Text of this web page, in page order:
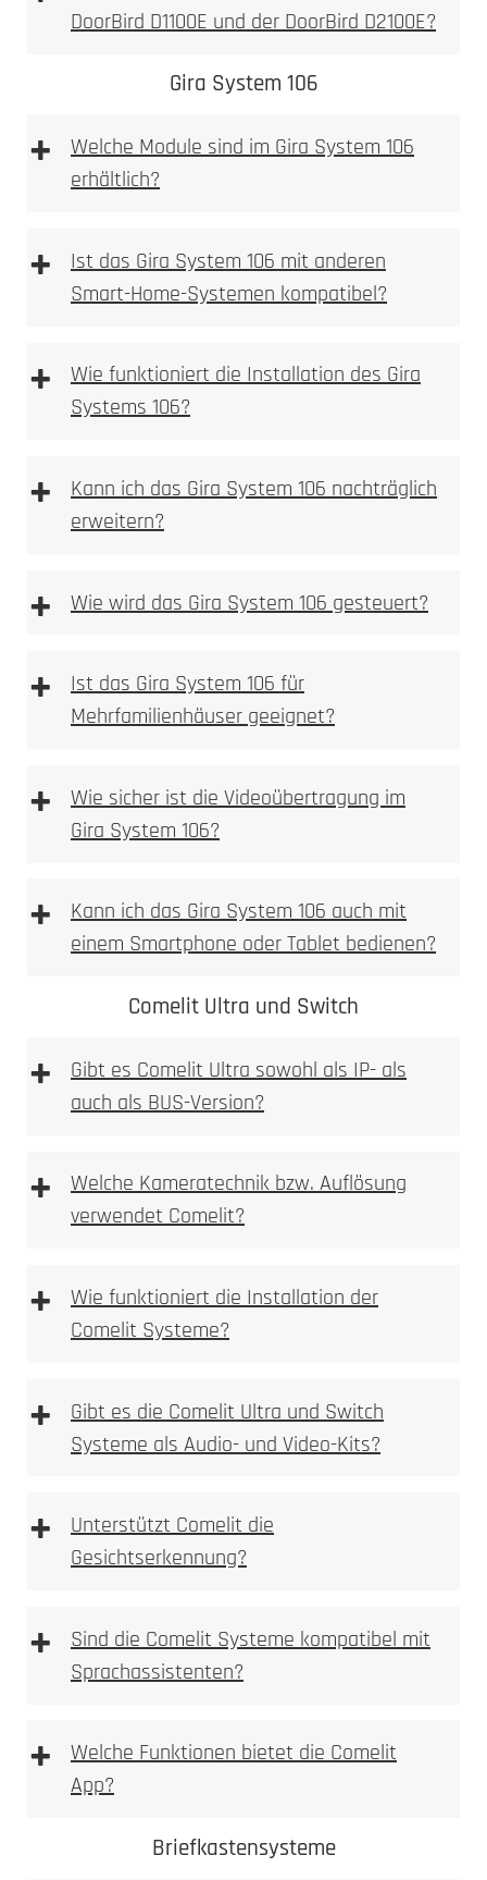
DoorBird D1100E und der DoorBird D2100E?
DoorBird D2100E
Gegensprechfunktion über die DoorBird App
Ideal für den Einsatz in kleineren Haushalten
D2100E
Weitwinkelobjektiv
Integrierte Bewegungsmelder mit
umfangreicheren Erkennungsoptionen
KNX und Loxone
Ideal für größere Wohnanlagen und gewerbliche
Gira System 106
+
Welche Module sind im Gira System 106
erhältlich?
+
Ist das Gira System 106 mit anderen
Smart-Home-Systemen kompatibel?
+
Wie funktioniert die Installation des Gira
Systems 106?
entfernen.
Montageschale befestigen.
Montageschale wieder montieren und
Ausrichtung erfolgt durch das Festdrehen der
+
Kann ich das Gira System 106 nachträglich
erweitern?
+ Wie wird das Gira System 106 gesteuert?
+
Ist das Gira System 106 für
Mehrfamilienhäuser geeignet?
+
Wie sicher ist die Videoübertragung im
Gira System 106?
+
Kann ich das Gira System 106 auch mit
einem Smartphone oder Tablet bedienen?
Comelit Ultra und Switch
+
Gibt es Comelit Ultra sowohl als IP- als
auch als BUS-Version?
+
Welche Kameratechnik bzw. Auflösung
verwendet Comelit?
+
Wie funktioniert die Installation der
Comelit Systeme?
+
Gibt es die Comelit Ultra und Switch
Systeme als Audio- und Video-Kits?
+
Unterstützt Comelit die
Gesichtserkennung?
+
Sind die Comelit Systeme kompatibel mit
Sprachassistenten?
+
Welche Funktionen bietet die Comelit
App?
Briefkastensysteme